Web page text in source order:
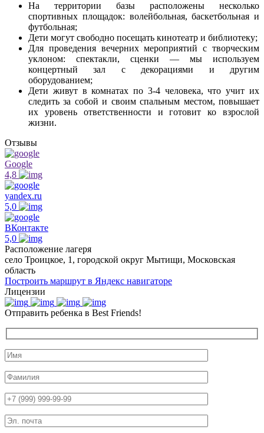
На территории базы расположены несколько
спортивных площадок: волейбольная, баскетбольная и
футбольная;
Дети могут свободно посещать кинотеатр и библиотеку;
Для проведения вечерних мероприятий с творческим
уклоном: спектакли, сценки — мы используем
концертный зал с декорациями и другим
оборудованием;
Дети живут в комнатах по 3-4 человека, что учит их
следить за собой и своим спальным местом, повышает
их уровень ответственности и готовит ко взрослой
жизни.
Отзывы
Google
4,8
yandex.ru
5,0
ВКонтакте
5,0
Расположение лагеря
село Троицкое, 1, городской округ Мытищи, Московская
область
Построить маршрут в Яндекс навигаторе
Лицензии
Отправить ребенка в Best Friends!